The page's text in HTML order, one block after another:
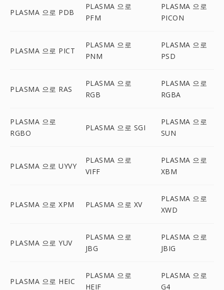
PLASMA 으로 PDB
PLASMA 으로
PFM
PLASMA 으로
PICON
PLASMA 으로 PICT
PLASMA 으로
PNM
PLASMA 으로
PSD
PLASMA 으로 RAS
PLASMA 으로
RGB
PLASMA 으로
RGBA
PLASMA 으로
RGBO
PLASMA 으로 SGI
PLASMA 으로
SUN
PLASMA 으로 UYVY
PLASMA 으로
VIFF
PLASMA 으로
XBM
PLASMA 으로 XPM PLASMA 으로 XV
PLASMA 으로
XWD
PLASMA 으로 YUV
PLASMA 으로
JBG
PLASMA 으로
JBIG
PLASMA 으로 HEIC
PLASMA 으로
HEIF
PLASMA 으로
G4